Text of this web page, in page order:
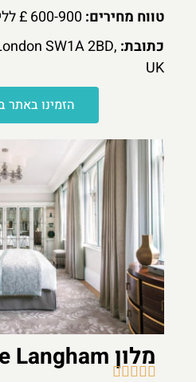
טווח מחירים:600-900 £ ללילה
כתובת:London SW1A 2BD,
הזמינו באתר
מלון The Langham


